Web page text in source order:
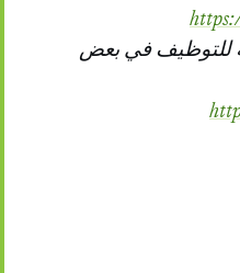
للتوظيف في بعض